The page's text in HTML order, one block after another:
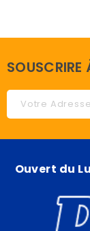
SOUSCRIRE
Ouvert du